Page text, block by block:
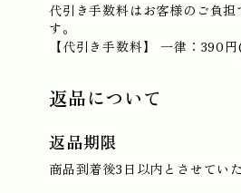
代引き手数料はお客様のご負担
す。
【代引き手数料】 一律：390
返品について
返品期限
商品到着後3日以内とさせてい